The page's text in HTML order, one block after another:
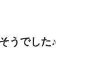
うでした♪